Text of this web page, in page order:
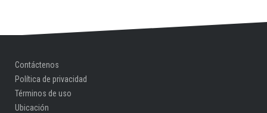
Contáctenos
Política de privacidad
Términos de uso
Ubicación